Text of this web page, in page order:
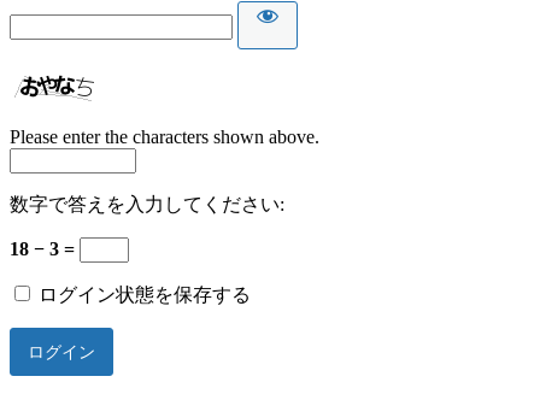
Please enter the characters shown above.
数字で答えを入力してください:
18 − 3 =
ログイン状態を保存する